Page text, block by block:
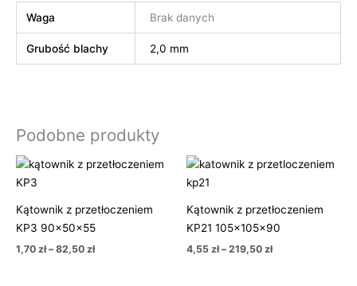
Waga Brak danych
Grubość blachy 2,0 mm
Podobne produkty
Kątownik z przetłoczeniem
KP3 90x50x55
1,70 zł – 82,50 zł
Zakres
do
82,50 zł
Kątownik z przetłoczeniem
KP21 105x105x90
4,55 zł – 219,50 zł
Zakres
do
219,50 zł